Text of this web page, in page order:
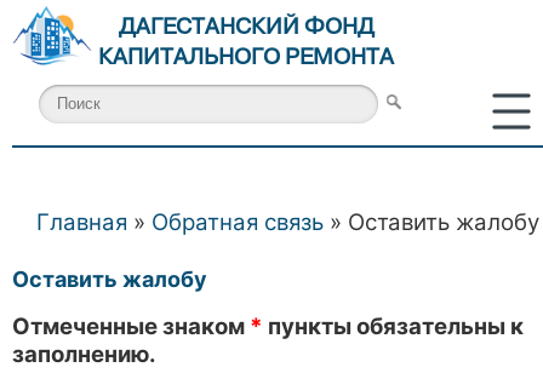
ДАГЕСТАНСКИЙ ФОНД
КАПИТАЛЬНОГО РЕМОНТА
Главная » Обратная связь » Оставить жалобу
Оставить жалобу
Отмеченные знаком * пункты обязательны к
заполнению.